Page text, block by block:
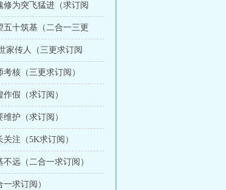
修为突飞猛进（求订阅
五十筑基（二合一三更
家传人（三更求订阅
核（三更求订阅）
假（求订阅）
护（求订阅）
注（5K求订阅）
远（二合一求订阅）
求订阅）